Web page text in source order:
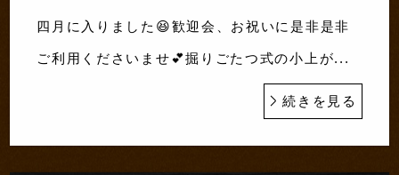
四月に入りました😆歓迎会、お祝いに是非是非
ご利用くださいませ💕掘りごたつ式の小上が...
続きを見る